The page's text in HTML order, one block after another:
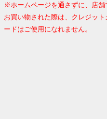
※ホームページを通さずに、店舗
お買い物された際は、クレジット
ードはご使用になれません。